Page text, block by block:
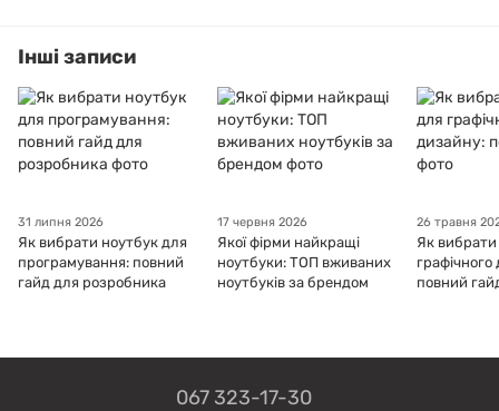
Інші записи
31 липня 2026
Як вибрати ноутбук для
програмування: повний
гайд для розробника
17 червня 2026
Якої фірми найкращі
ноутбуки: ТОП вживаних
ноутбуків за брендом
26 травня
Як
повний
067 323-17-30